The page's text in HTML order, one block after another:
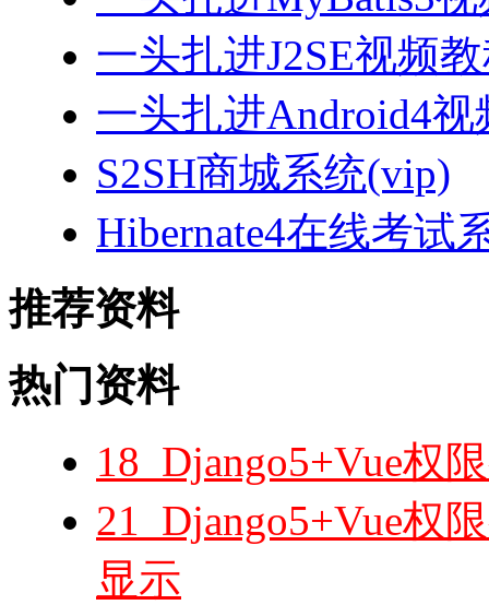
一头扎进J2SE视频
一头扎进Android4视
S2SH商城系统(vip)
Hibernate4在线考试
推荐资料
热门资料
18_Django5+Vue权
21_Django5+Vue权
显示